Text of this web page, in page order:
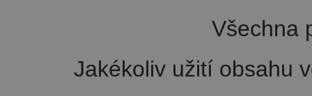
Všechna
Jakékoliv užití obsahu